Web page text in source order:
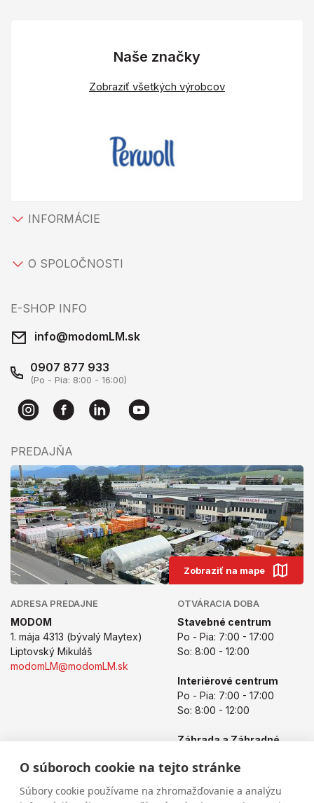
O súboroch cookie na tejto stránke
Súbory cookie používame na zhromažďovanie a analýzu
Naše značky
Zobraziť všetkých výrobcov
INFORMÁCIE
O SPOLOČNOSTI
E-SHOP INFO
info@modomLM.sk
0907 877 933
(Po - Pia: 8:00 - 16:00)
PREDAJŇA
Zobraziť na mape
ADRESA PREDAJNE
MODOM
1. mája 4313 (bývalý Maytex)
Liptovský Mikuláš
modomLM@modomLM.sk
OTVÁRACIA DOBA
Stavebné centrum
Po - Pia: 7:00 - 17:00
So: 8:00 - 12:00
Interiérové centrum
Po - Pia: 7:00 - 17:00
So: 8:00 - 12:00
Záhrada a Záhradné
Po - Pia: 8:00 - 17:00
So: 8:00 - 12:00